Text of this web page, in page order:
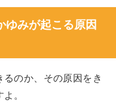
ゆみが起こる原因
のか、その原因をき
。